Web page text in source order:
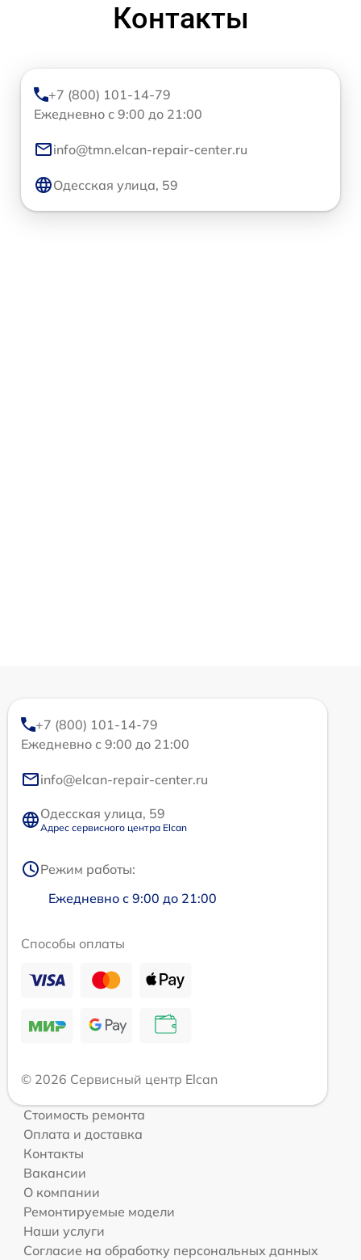
Контакты
+7 (800) 101-14-79
Ежедневно с 9:00 до 21:00
info@tmn.elcan-repair-center.ru
Одесская улица, 59
+7 (800) 101-14-79
Ежедневно с 9:00 до 21:00
info@elcan-repair-center.ru
Одесская улица, 59
Адрес сервисного центра Elcan
Режим работы:
Ежедневно с 9:00 до 21:00
Способы оплаты
© 2026 Сервисный центр Elcan
Стоимость ремонта
Оплата и доставка
Контакты
Вакансии
О компании
Ремонтируемые модели
Наши услуги
Согласие на обработку персональных данных